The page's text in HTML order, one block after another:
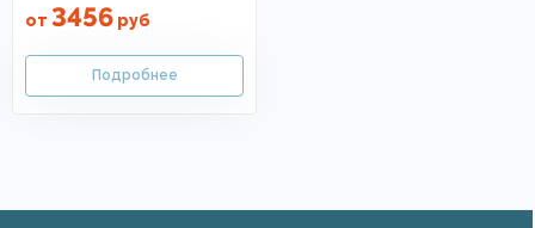
от 3456 руб